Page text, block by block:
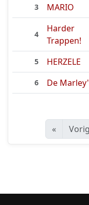
3 MARIO
4
Harder
Trappen!
5 HERZELE
6 De
«